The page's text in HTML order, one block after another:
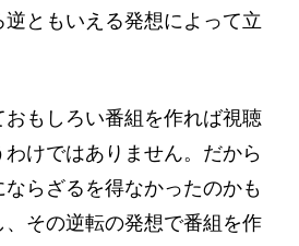
逆ともいえる発想によって立
おもしろい番組を作れば視聴
けではありません。だから
らざるを得なかったのかも
、その逆転の発想で番組を作